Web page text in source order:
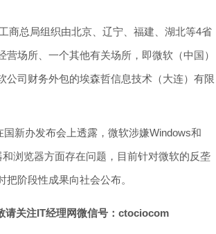
商总局组织由北京、辽宁、福建、湖北等4省
场所、一个其他有关场所，即微软（中国）
司财务外包的埃森哲信息技术（大连）有限
新办发布会上透露，微软涉嫌Windows和
浏览器方面存在问题，目前针对微软的反垄
阶段性成果向社会公布。
请关注IT经理网微信号：ctociocom